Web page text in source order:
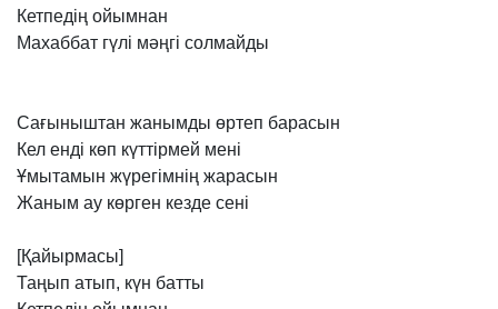
Кетпедің ойымнан
Махаббат гүлі мәңгі солмайды
Сағыныштан жанымды өртеп барасын
Кел енді көп күттірмей мені
Ұмытамын жүрегімнің жарасын
Жаным ау көрген кезде сені
[Қайырмасы]
Таңып атып, күн батты